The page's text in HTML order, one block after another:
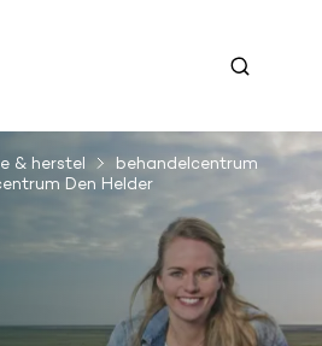
& herstel
behandelcentrum
Den Helder